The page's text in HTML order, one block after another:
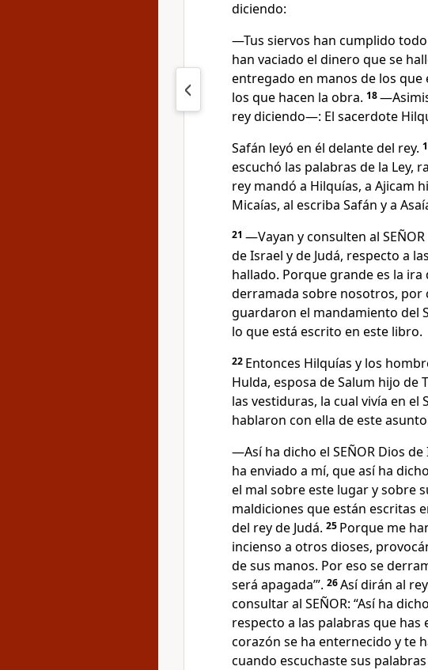
diciendo:
—Tus siervos han cumplido
han vaciado el dinero que se
entregado en manos de los
los que hacen la obra. 18
rey diciendo—: El sacerdote
Safán leyó en él delante del rey.
escuchó las palabras de la Ley,
rey mandó a Hilquías, a Ajicam
Micaías, al escriba Safán y a
21 —Vayan y consulten al
de Israel y de Judá, respecto a
hallado. Porque grande es la ira
derramada sobre nosotros, por
guardaron el mandamiento del
lo que está escrito en este libro.
22 Entonces Hilquías y los
Hulda, esposa de Salum hijo de
las vestiduras, la cual vivía en el
hablaron con ella de este
—Así ha dicho el SEÑOR Dios
ha enviado a mí, que así ha
el mal sobre este lugar y sobre
maldiciones que están escritas
del rey de Judá. 25 Porque me
incienso a otros dioses,
de sus manos. Por eso se
será apagada’”. 26Así dirán al
consultar al SEÑOR: “Así ha
respecto a las palabras que has
corazón se ha enternecido y te
cuando escuchaste sus